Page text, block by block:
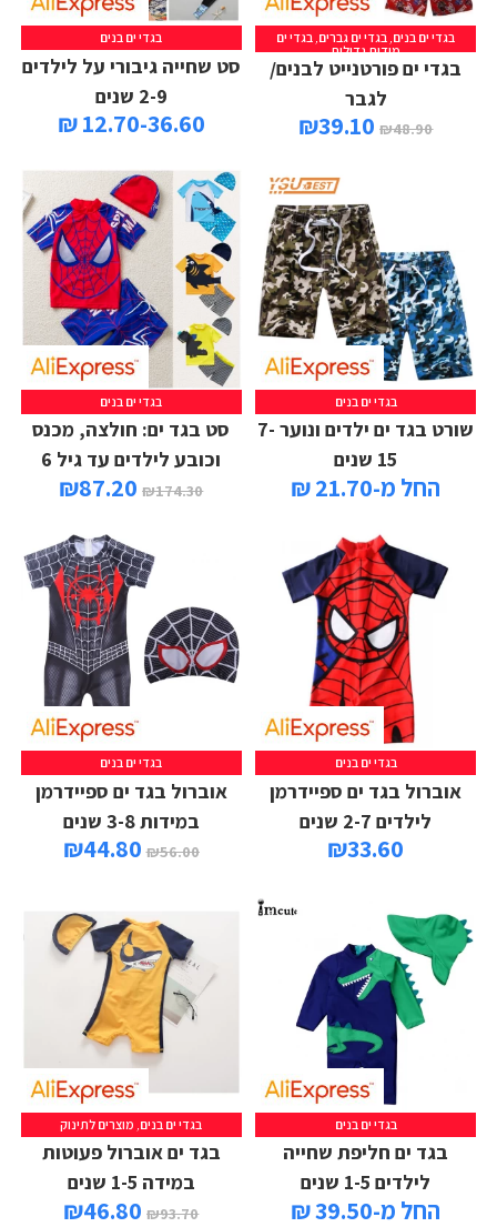
בגדי ים בנים, בגדי ים גברים, בגדי ים
מידות גדולות
בגדי ים פורטנייט לבנים/
לגבר
₪48.90
₪39.10
בגדי ים בנים
סט שחייה גיבורי על לילדים
2-9 שנים
12.70-36.60 ₪
בגדי ים בנים
שורט בגד ים ילדים ונוער 7-
15 שנים
החל מ-21.70 ₪
בגדי ים בנים
סט בגד ים: חולצה, מכנס
וכובע לילדים עד גיל 6
₪174.30
₪87.20
בגדי ים בנים
אוברול בגד ים ספיידרמן
לילדים 2-7 שנים
₪33.60
בגדי ים בנים
אוברול בגד ים ספיידרמן
במידות 3-8 שנים
₪56.00
₪44.80
בגדי ים בנים
בגד ים חליפת שחייה
לילדים 1-5 שנים
החל מ-39.50 ₪
בגדי ים בנים מוצרים לתינוק
בגד ים אוברול פעוטות
במידה 1-5 שנים
₪93.70
₪46.80